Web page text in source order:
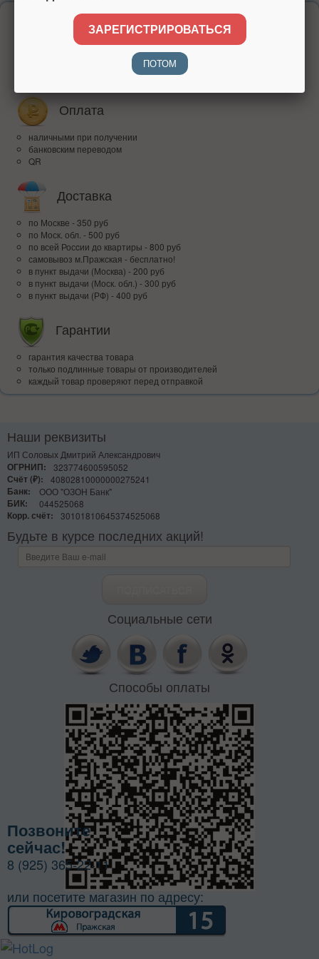
Надежность
доверие покупателей по всей России
Оплата
наличными при получении
банковским переводом
QR
Доставка
по Москве - 350 руб
по Моск. обл. - 500 руб
по всей Росcии до квартиры - 800 руб
самовывоз м.Пражская - бесплатно!
в пункт выдачи (Москва) - 200 руб
в пункт выдачи (Моск. обл.) - 300 руб
в пункт выдачи (РФ) - 400 руб
Гарантии
гарантия качества товара
только подлинные товары от производителей
каждый товар проверяют перед отправкой
Наши реквизиты
ИП Соловых Дмитрий Александрович
ОГРНИП:
323774600595052
Счёт (₽):
40802810000000275241
Банк:
ООО "ОЗОН Банк"
БИК:
044525068
Корр. счёт:
30101810645374525068
Будьте в курсе последних акций!
Социальные сети
Способы оплаты
Позвоните
сейчас!
8 (925) 365-22-11
или посетите магазин по адресу:
ЗАРЕГИСТРИРОВАТЬСЯ
ПОТОМ